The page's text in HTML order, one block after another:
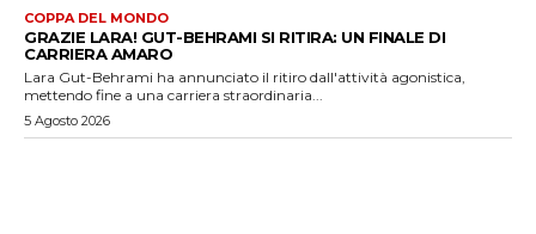
COPPA DEL MONDO
GRAZIE LARA! GUT-BEHRAMI SI RITIRA: UN FINALE DI
CARRIERA AMARO
Lara Gut-Behrami ha annunciato il ritiro dall'attività agonistica,
mettendo fine a una carriera straordinaria...
5 Agosto 2026